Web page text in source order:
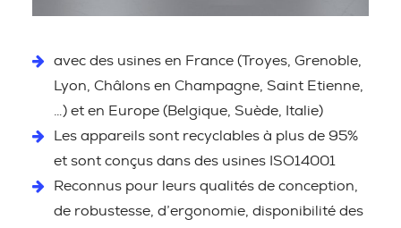
avec des usines en France (Troyes, Grenoble,
Lyon, Châlons en Champagne, Saint Etienne,
…) et en Europe (Belgique, Suède, Italie)
Les appareils sont recyclables à plus de 95%
et sont conçus dans des usines ISO14001
Reconnus pour leurs qualités de conception,
de robustesse, d’ergonomie, disponibilité des